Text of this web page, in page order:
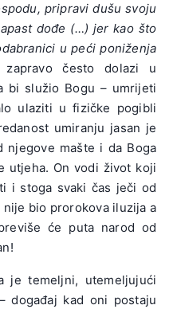
pripravi dušu svoju
dođe (…) jer kao što
u peći poniženja
često dolazi u
bi služio Bogu – umrijeti
ulaziti u fizičke pogibli
umiranju jasan je
njegove mašte i da Boga
utjeha. On vodi život koji
i stoga svaki čas ječi od
bio prorokova iluzija a
će puta narod od
je temeljni, utemeljujući
događaj kad oni postaju